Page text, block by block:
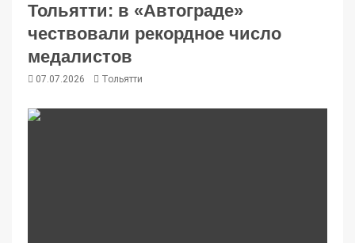
Тольятти: в «Автограде»
чествовали рекордное число
медалистов
07.07.2026 Тольятти